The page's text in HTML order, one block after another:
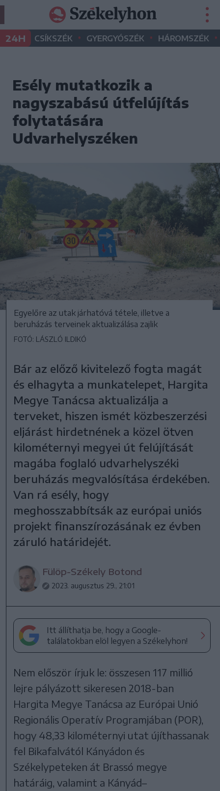
24H CSÍKSZÉK • GYERGYÓSZÉK • HÁROMSZÉK •
Esély mutatkozik a
nagyszabású útfelújítás
folytatására
Udvarhelyszéken
Egyelőre az utak járhatóvá tétele, illetve a
beruházás terveinek aktualizálása zajlik
FOTÓ: LÁSZLÓ ILDIKÓ
Bár az előző kivitelező fogta magát
és elhagyta a munkatelepet, Hargita
Megye Tanácsa aktualizálja a
terveket, hiszen ismét közbeszerzési
eljárást hirdetnének a közel ötven
kilométernyi megyei út felújítását
magába foglaló udvarhelyszéki
beruházás megvalósítása érdekében.
Van rá esély, hogy
meghosszabbítsák az európai uniós
projekt finanszírozásának ez évben
záruló határidejét.
Fülöp-Székely Botond
2023. augusztus 29., 21:01
Itt állíthatja be, hogy a Google-
találatokban elöl legyen a Székelyhon!
Nem először írjuk le: összesen 117 millió
lejre pályázott sikeresen 2018-ban
Hargita Megye Tanácsa az Európai Unió
Regionális Operatív Programjában (POR),
hogy 48,33 kilométernyi utat újíthassanak
fel Bikafalvától Kányádon és
Székelypeteken át Brassó megye
határáig, valamint a Kányád–